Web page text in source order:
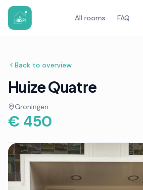
All rooms FAQ
Back to overview
Huize Quatre
Groningen
€ 450